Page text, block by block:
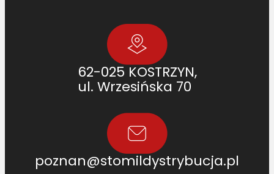
62-025 KOSTRZYN,
ul. Wrzesińska 70
poznan@stomildystrybucja.pl